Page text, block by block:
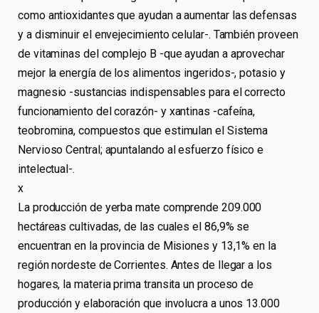
como antioxidantes que ayudan a aumentar las defensas
y a disminuir el envejecimiento celular-. También proveen
de vitaminas del complejo B -que ayudan a aprovechar
mejor la energía de los alimentos ingeridos-, potasio y
magnesio -sustancias indispensables para el correcto
funcionamiento del corazón- y xantinas -cafeína,
teobromina, compuestos que estimulan el Sistema
Nervioso Central; apuntalando al esfuerzo físico e
intelectual-.
x
La producción de yerba mate comprende 209.000
hectáreas cultivadas, de las cuales el 86,9% se
encuentran en la provincia de Misiones y 13,1% en la
región nordeste de Corrientes. Antes de llegar a los
hogares, la materia prima transita un proceso de
producción y elaboración que involucra a unos 13.000